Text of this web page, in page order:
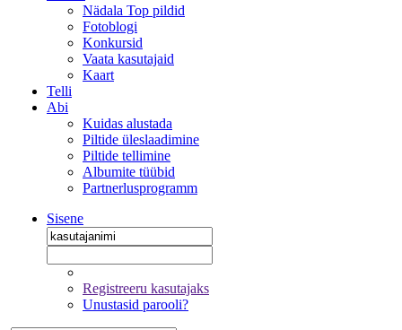
Nädala Top pildid
Fotoblogi
Konkursid
Vaata kasutajaid
Kaart
Telli
Abi
Kuidas alustada
Piltide üleslaadimine
Piltide tellimine
Albumite tüübid
Partnerlusprogramm
Sisene
Registreeru kasutajaks
Unustasid parooli?